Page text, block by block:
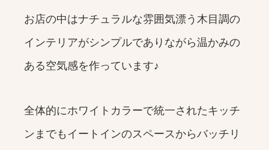
お店の中はナチュラルな雰囲気漂う木目調の
インテリアがシンプルでありながら温かみの
ある空気感を作っています♪
全体的にホワイトカラーで統一されたキッチ
ンまでもイートインのスペースからバッチリ